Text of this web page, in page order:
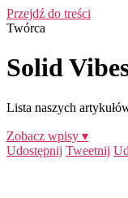
Przejdź do treści
Twórca
Solid
Lista naszych
Zobacz wpisy ▾
Udostępnij Tweetnij